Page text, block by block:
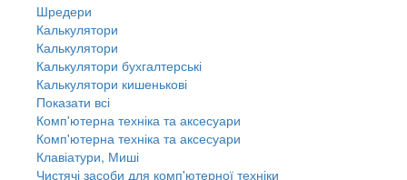
Шредери
Калькулятори
Калькулятори
Калькулятори бухгалтерські
Калькулятори кишенькові
Показати всі
Комп'ютерна техніка та аксесуари
Комп'ютерна техніка та аксесуари
Клавіатури, Миші
Чистячі засоби для комп'ютерної техніки